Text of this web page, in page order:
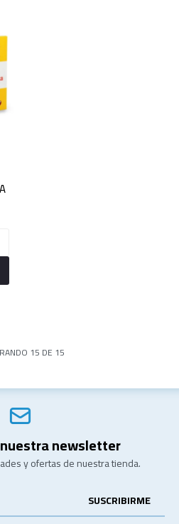
15 DE 15
newsletter
y ofertas de nuestra tienda.
SUSCRIBIRME